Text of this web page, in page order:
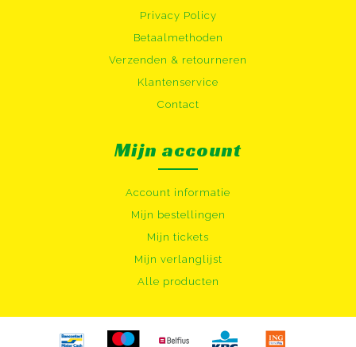
Privacy Policy
Betaalmethoden
Verzenden & retourneren
Klantenservice
Contact
Mijn account
Account informatie
Mijn bestellingen
Mijn tickets
Mijn verlanglijst
Alle producten